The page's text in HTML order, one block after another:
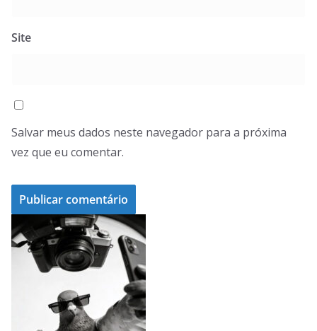
Site
Salvar meus dados neste navegador para a próxima
vez que eu comentar.